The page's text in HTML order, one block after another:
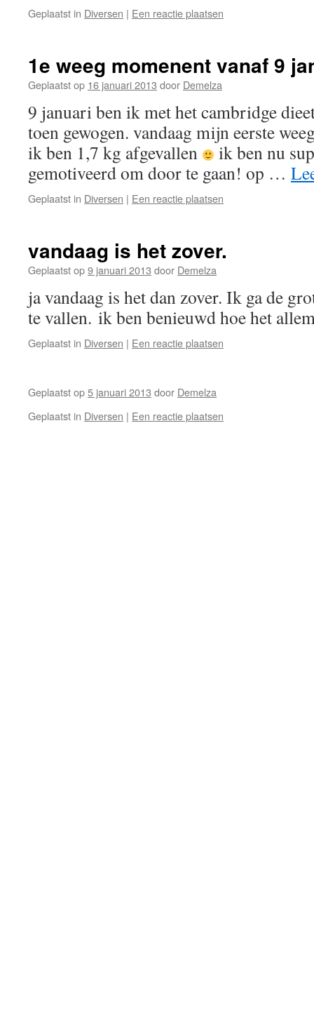
Geplaatst in Diversen | Een reactie plaatsen
1e weeg momenent vanaf 9
Geplaatst op 16 januari 2013 door Demelza
9 januari ben ik met het cambridge
toen gewogen. vandaag mijn eerste
ik ben 1,7 kg afgevallen
ik ben nu
gemotiveerd om door te gaan! op …
Geplaatst in Diversen | Een reactie plaatsen
vandaag is het zover.
Geplaatst op9 januari 2013 door Demelza
ja vandaag is het dan zover. Ik ga de
te vallen. ik ben benieuwd hoe het
Geplaatst in Diversen | Een reactie plaatsen
Geplaatst op5 januari 2013 door Demelza
Geplaatst in Diversen | Een reactie plaatsen